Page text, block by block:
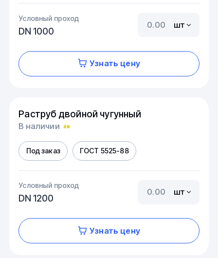
Условный проход
DN 1000
шт
Узнать цену
Раструб двойной чугунный
В наличии
Под заказ ГОСТ 5525-88
Условный проход
DN 1200
шт
Узнать цену